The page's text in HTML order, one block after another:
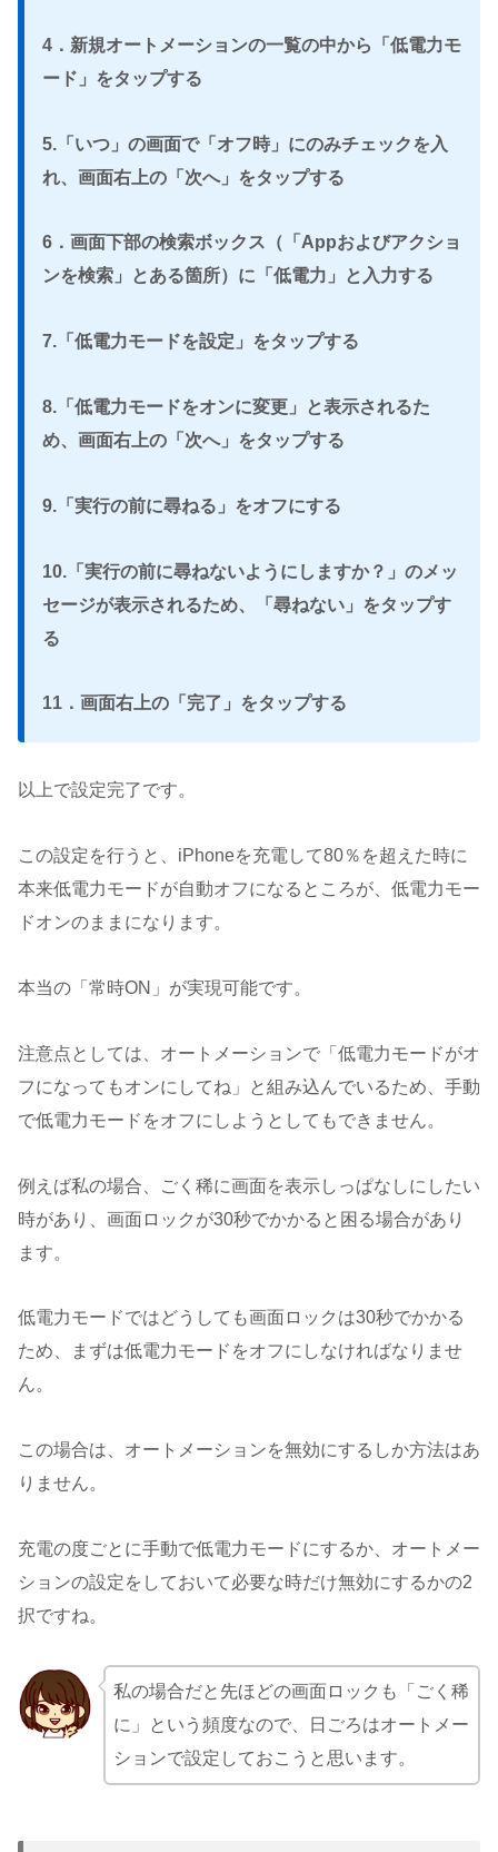
4．新規オートメーションの一覧の中から「低電力モ
ード」をタップする
5.「いつ」の画面で「オフ時」にのみチェックを入
れ、画面右上の「次へ」をタップする
6．画面下部の検索ボックス（「Appおよびアクショ
ンを検索」とある箇所）に「低電力」と入力する
7.「低電力モードを設定」をタップする
8.「低電力モードをオンに変更」と表示されるた
め、画面右上の「次へ」をタップする
9.「実行の前に尋ねる」をオフにする
10.「実行の前に尋ねないようにしますか？」のメッ
セージが表示されるため、「尋ねない」をタップす
る
11．画面右上の「完了」をタップする
以上で設定完了です。
この設定を行うと、iPhoneを充電して80％を超えた時に
本来低電力モードが自動オフになるところが、低電力モー
ドオンのままになります。
本当の「常時ON」が実現可能です。
注意点としては、オートメーションで「低電力モードがオ
フになってもオンにしてね」と組み込んでいるため、手動
で低電力モードをオフにしようとしてもできません。
例えば私の場合、ごく稀に画面を表示しっぱなしにしたい
時があり、画面ロックが30秒でかかると困る場合があり
ます。
低電力モードではどうしても画面ロックは30秒でかかる
ため、まずは低電力モードをオフにしなければなりませ
ん。
この場合は、オートメーションを無効にするしか方法はあ
りません。
充電の度ごとに手動で低電力モードにするか、オートメー
ションの設定をしておいて必要な時だけ無効にするかの2
択ですね。
私の場合だと先ほどの画面ロックも「ごく稀
に」という頻度なので、日ごろはオートメー
ションで設定しておこうと思います。